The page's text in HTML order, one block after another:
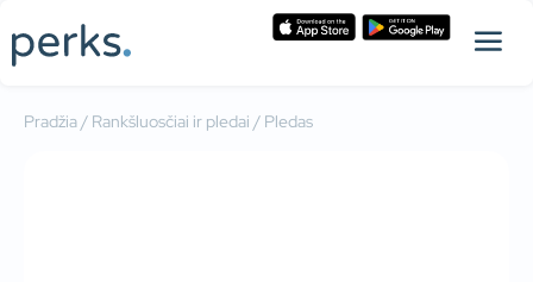
Pradžia/ Rankšluosčiai ir pledai / Pledas